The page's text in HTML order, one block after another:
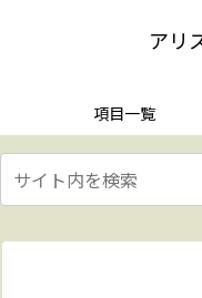
アリ
項目一覧